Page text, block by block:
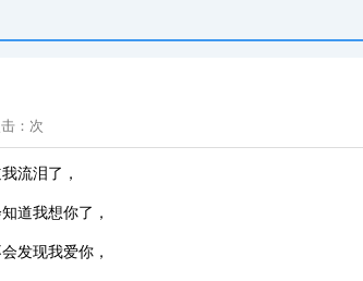
： 次
流泪了，
道我想你了，
发现我爱你，